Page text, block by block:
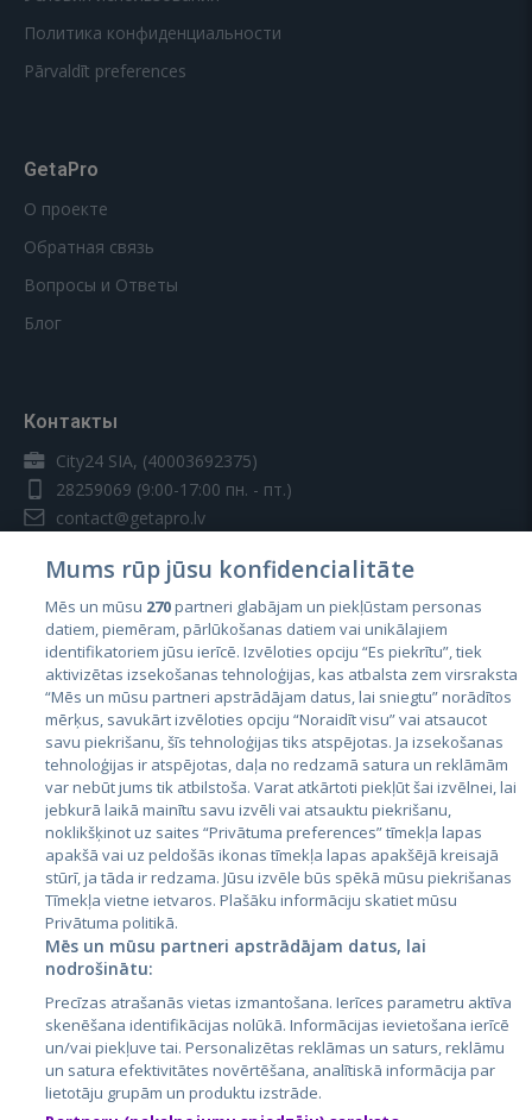
Политика конфиденциальности
Pārvaldīt preferences
GetaPro
О проекте
Обратная связь
Вопросы и Ответы
Блог
Контакты
City24 SIA, (40003692375)
28259069 (9:00-17:00 пн. - пт.)
contact@getapro.lv
Страны
Эстония
Латвия
Литва
City24.lv
City24.ee
GetaPro.lv
GetaPro.ee
Skelbiu.lt
CVbankas.lt
Kainos.lt
Paslaugos.lt
auto24.ee
Mums rūp jūsu konfidencialitāte
Mēs un mūsu 270partneri glabājam un piekļūstam personas
datiem, piemēram, pārlūkošanas datiem vai unikālajiem
identifikatoriem jūsu ierīcē. Izvēloties opciju “Es piekrītu”, tiek
aktivizētas izsekošanas tehnoloģijas, kas atbalsta zem virsraksta
“Mēs un mūsu partneri apstrādājam datus, lai sniegtu” norādītos
mērķus, savukārt izvēloties opciju “Noraidīt visu” vai atsaucot
savu piekrišanu, šīs tehnoloģijas tiks atspējotas. Ja izsekošanas
tehnoloģijas ir atspējotas, daļa no redzamā satura un reklāmām
var nebūt jums tik atbilstoša. Varat atkārtoti piekļūt šai izvēlnei, lai
jebkurā laikā mainītu savu izvēli vai atsauktu piekrišanu,
noklikšķinot uz saites “Privātuma preferences” tīmekļa lapas
apakšā vai uz peldošās ikonas tīmekļa lapas apakšējā kreisajā
stūrī, ja tāda ir redzama. Jūsu izvēle būs spēkā mūsu piekrišanas
Tīmekļa vietne ietvaros. Plašāku informāciju skatiet mūsu
Privātuma politikā.
Mēs un mūsu partneri apstrādājam datus, lai
nodrošinātu:
Precīzas atrašanās vietas izmantošana. Ierīces parametru aktīva
skenēšana identifikācijas nolūkā. Informācijas ievietošana ierīcē
un/vai piekļuve tai. Personalizētas reklāmas un saturs, reklāmu
un satura efektivitātes novērtēšana, analītiskā informācija par
lietotāju grupām un produktu izstrāde.